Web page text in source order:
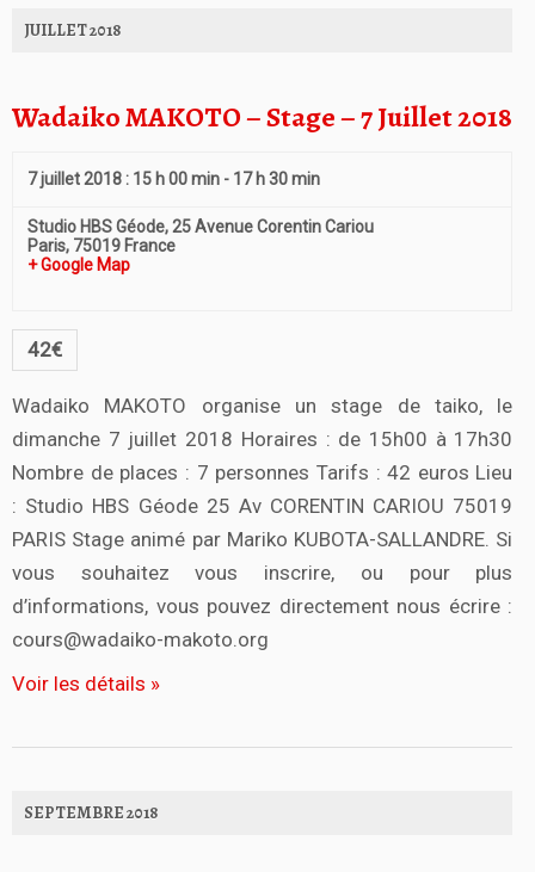
JUILLET 2018
Wadaiko MAKOTO – Stage – 7 Juillet 2018
7 juillet 2018 : 15 h 00 min - 17 h 30 min
Studio HBS Géode,25 Avenue Corentin Cariou
Paris, 75019 France
+ Google Map
42€
Wadaiko MAKOTO organise un stage de taiko, le
dimanche 7 juillet 2018 Horaires : de 15h00 à 17h30
Nombre de places : 7 personnes Tarifs : 42 euros Lieu
: Studio HBS Géode 25 Av CORENTIN CARIOU 75019
PARIS Stage animé par Mariko KUBOTA-SALLANDRE. Si
vous souhaitez vous inscrire, ou pour plus
d’informations, vous pouvez directement nous écrire :
cours@wadaiko-makoto.org
Voir les détails »
SEPTEMBRE 2018